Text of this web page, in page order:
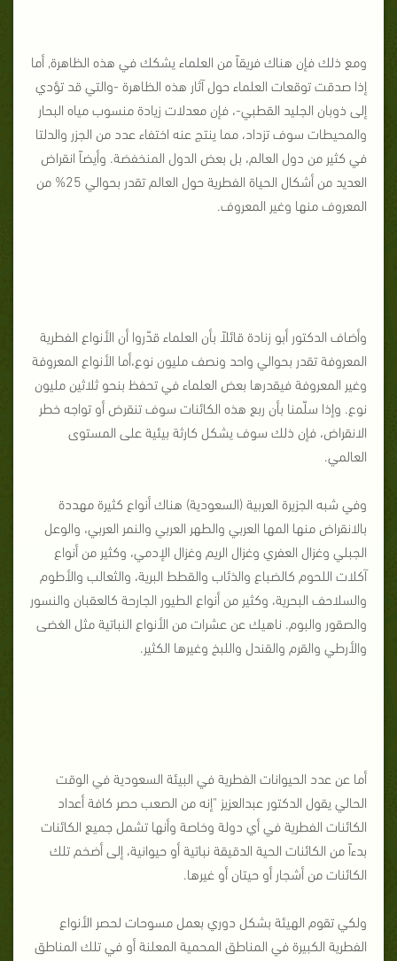
ومع ذلك فإن هناك فريقاً من العلماء يشكك في هذه الظاهرة, أما
إذا صدقت توقعات العلماء حول آثار هذه الظاهرة -والتي قد تؤدي
إلى ذوبان الجليد القطبي-، فإن معدلات زيادة منسوب مياه البحار
والمحيطات سوف تزداد، مما ينتج عنه اختفاء عدد من الجزر والدلتا
في كثير من دول العالم، بل بعض الدول المنخفضة. وأيضاً انقراض
العديد من أشكال الحياة الفطرية حول العالم تقدر بحوالي 25% من
المعروف منها وغير المعروف.
وأضاف الدكتور أبو زنادة قائلاً بأن العلماء قدّروا أن الأنواع الفطرية
المعروفة تقدر بحوالي واحد ونصف مليون نوع،أما الأنواع المعروفة
وغير المعروفة فيقدرها بعض العلماء في تحفظ بنحو ثلاثين مليون
نوع. وإذا سلّمنا بأن ربع هذه الكائنات سوف تنقرض أو تواجه خطر
الانقراض، فإن ذلك سوف يشكل كارثة بيئية على المستوى
العالمي.
وفي شبه الجزيرة العربية (السعودية) هناك أنواع كثيرة مهددة
بالانقراض منها المها العربي والطهر العربي والنمر العربي، والوعل
الجبلي وغزال العفري وغزال الريم وغزال الإدمي، وكثير من أنواع
آكلات اللحوم كالضباع والذئاب والقطط البرية، والثعالب والأطوم
والسلاحف البحرية، وكثير من أنواع الطيور الجارحة كالعقبان والنسور
والصقور والبوم. ناهيك عن عشرات من الأنواع النباتية مثل الغضى
والأرطي والقرم والقندل واللبخ وغيرها الكثير.
أما عن عدد الحيوانات الفطرية في البيئة السعودية في الوقت
الحالي يقول الدكتور عبدالعزيز "إنه من الصعب حصر كافة أعداد
الكائنات الفطرية في أي دولة وخاصة وأنها تشمل جميع الكائنات
بدءاً من الكائنات الحية الدقيقة نباتية أو حيوانية، إلى أضخم تلك
الكائنات من أشجار أو حيتان أو غيرها.
ولكي تقوم الهيئة بشكل دوري بعمل مسوحات لحصر الأنواع
الفطرية الكبيرة في المناطق المحمية المعلنة أو في تلك المناطق